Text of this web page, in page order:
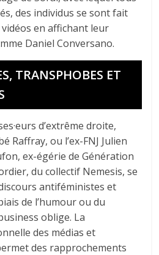
des individus se sont fait
en affichant leur
Daniel Conversano.
TRANSPHOBES ET
d’extrême droite,
Raffray, ou l’ex-FNJ Julien
ex-égérie de Génération
du collectif Nemesis, se
antiféministes et
de l’humour ou du
oblige. La
des médias et
des rapprochements